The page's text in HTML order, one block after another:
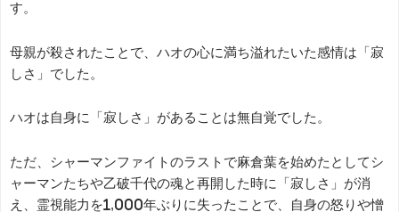
す。
母親が殺されたことで、ハオの心に満ち溢れたいた感情は「寂
しさ」でした。
ハオは自身に「寂しさ」があることは無自覚でした。
ただ、シャーマンファイトのラストで麻倉葉を始めたとしてシ
ャーマンたちや乙破千代の魂と再開した時に「寂しさ」が消
え、霊視能力を1,000年ぶりに失ったことで、自身の怒りや憎